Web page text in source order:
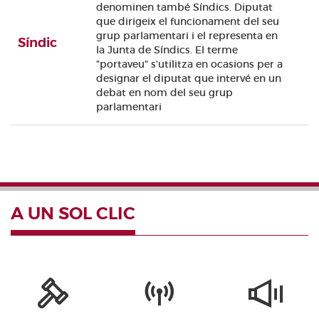
Síndic
denominen també Síndics. Diputat
que dirigeix el funcionament del seu
grup parlamentari i el representa en
la Junta de Síndics. El terme
"portaveu" s'utilitza en ocasions per a
designar el diputat que intervé en un
debat en nom del seu grup
parlamentari
A UN SOL CLIC